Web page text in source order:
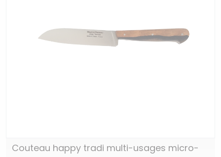
Couteau happy tradi multi-usages micro-